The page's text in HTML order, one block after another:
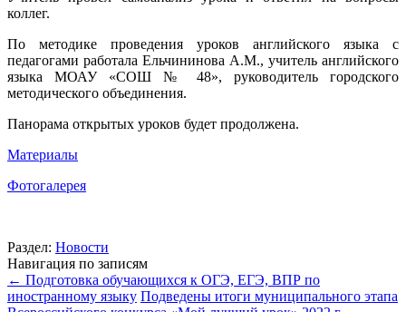
коллег.
По методике проведения уроков английского языка с
педагогами работала Ельчининова А.М., учитель английского
языка МОАУ «СОШ № 48», руководитель городского
методического объединения.
Панорама открытых уроков будет продолжена.
Материалы
Фотогалерея
Раздел: Новости
Навигация по записям
← Подготовка обучающихся к ОГЭ, ЕГЭ, ВПР по
иностранному языку Подведены итоги муниципального этапа